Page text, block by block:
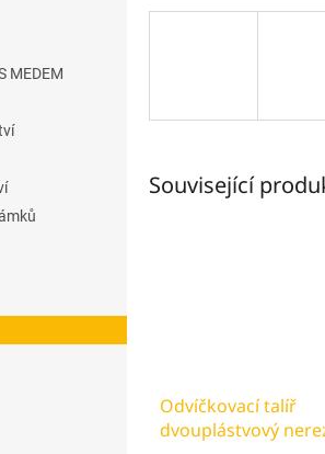
MEDEM
Související
Odvíčkovací talíř
dvouplástvový